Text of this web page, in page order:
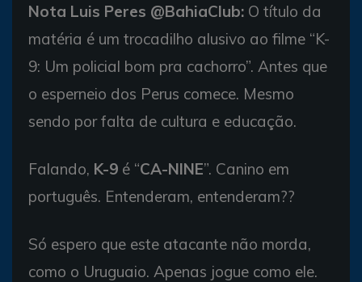
Nota Luis Peres @BahiaClub: O título da
matéria é um trocadilho alusivo ao filme “K-
9: Um policial bom pra cachorro”. Antes que
o esperneio dos Perus comece. Mesmo
sendo por falta de cultura e educação.
Falando, K-9 é “CA-NINE”. Canino em
português. Entenderam, entenderam??
Só espero que este atacante não morda,
como o Uruguaio. Apenas jogue como ele.